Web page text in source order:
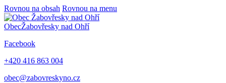
Rovnou na obsah Rovnou na menu
ObecŽabovřesky nad Ohří
Facebook
+420 416 863 004
obec@zabovreskyno.cz